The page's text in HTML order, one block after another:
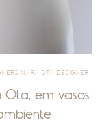
NARA OTA DESIGNER
em vasos